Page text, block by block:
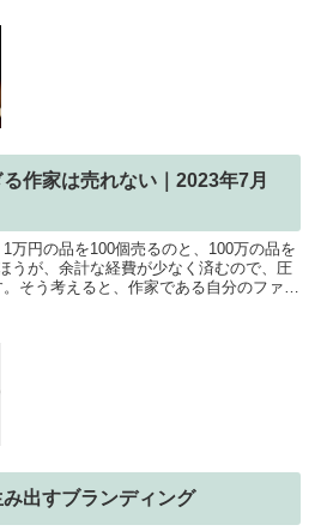
作家は売れない｜2023年7月
万円の品を100個売るのと、100万の品を
うが、余計な経費が少なく済むので、圧
そう考えると、作家である自分のファン
出すブランディング